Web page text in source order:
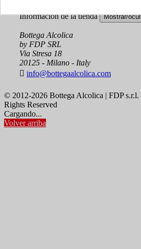
Información de la tienda Mostrar/
Bottega Alcolica
by FDP SRL
Via Stresa 18
20125 - Milano - Italy
 info@bottegaalcolica.com
© 2012-2026 Bottega Alcolica | FDP
Rights Reserved
Cargando...
Volver arriba